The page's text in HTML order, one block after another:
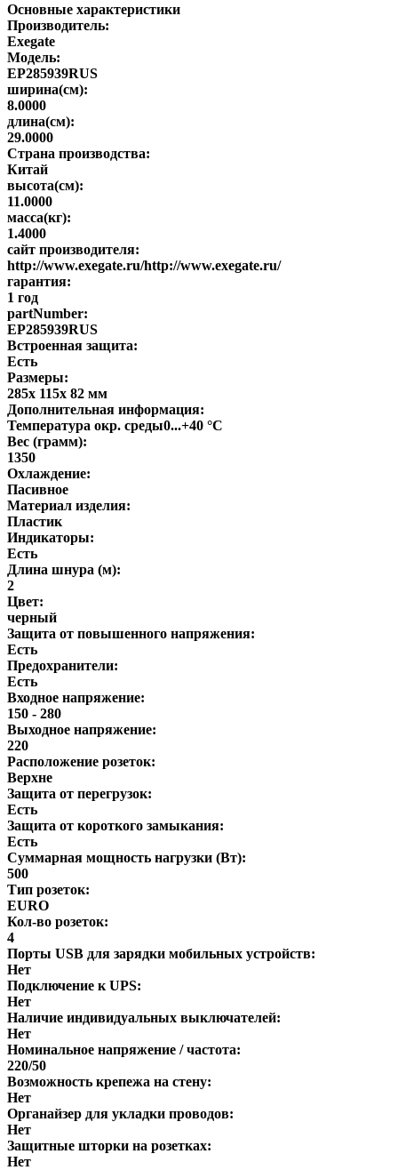
Основные характеристики
Производитель:
Exegate
Модель:
EP285939RUS
ширина(см):
8.0000
длина(см):
29.0000
Страна производства:
Китай
высота(см):
11.0000
масса(кг):
1.4000
сайт производителя:
http://www.exegate.ru/http://www.exegate.ru/
гарантия:
1 год
partNumber:
EP285939RUS
Встроенная защита:
Есть
Размеры:
285x 115x 82 мм
Дополнительная информация:
Температура окр. среды0...+40 °С
Вес (грамм):
1350
Охлаждение:
Пасивное
Материал изделия:
Пластик
Индикаторы:
Есть
Длина шнура (м):
2
Цвет:
черный
Защита от повышенного напряжения:
Есть
Предохранители:
Есть
Входное напряжение:
150 - 280
Выходное напряжение:
220
Расположение розеток:
Верхне
Защита от перегрузок:
Есть
Защита от короткого замыкания:
Есть
Суммарная мощность нагрузки (Вт):
500
Тип розеток:
EURO
Кол-во розеток:
4
Порты USB для зарядки мобильных устройств:
Нет
Подключение к UPS:
Нет
Наличие индивидуальных выключателей:
Нет
Номинальное напряжение / частота:
220/50
Возможность крепежа на стену:
Нет
Органайзер для укладки проводов:
Нет
Защитные шторки на розетках:
Нет